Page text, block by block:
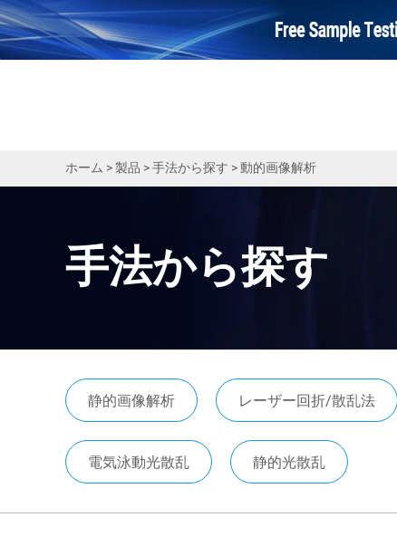
ホーム >製品 >手法から探す >動的画像解析
手法から探す
静的画像解析 レーザー回折/散乱法
電気泳動光散乱 静的光散乱